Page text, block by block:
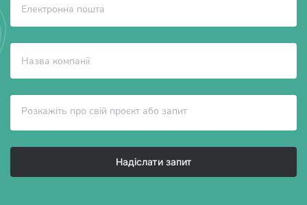
Надіслати запит